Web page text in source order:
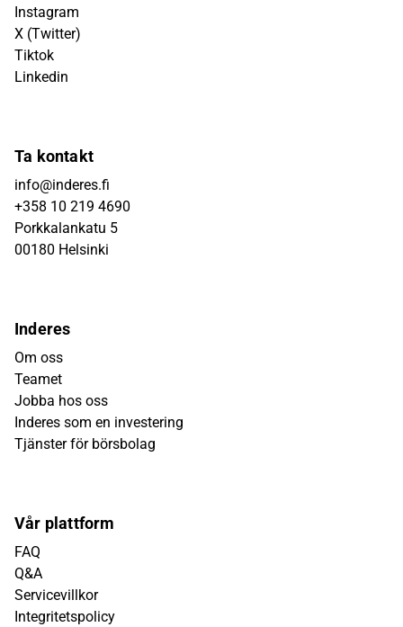
Instagram
X (Twitter)
Tiktok
Linkedin
Ta kontakt
info@inderes.fi
+358 10 219 4690
Porkkalankatu 5
00180 Helsinki
Inderes
Om oss
Teamet
Jobba hos oss
Inderes som en investering
Tjänster för börsbolag
Vår plattform
FAQ
Q&A
Servicevillkor
Integritetspolicy